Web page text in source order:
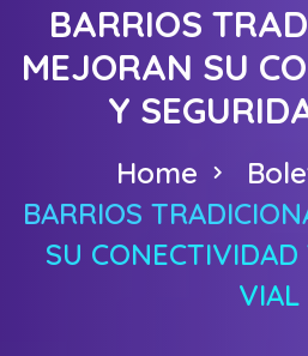
BARRIOS
MEJORAN SU
Y
Home
BARRIOS
SU CONECTIVIDAD
VIAL